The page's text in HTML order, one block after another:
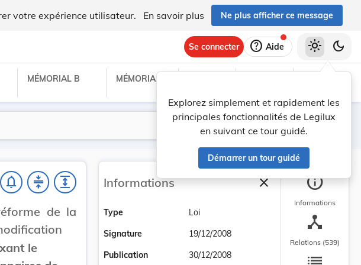
votre expérience utilisateur. En savoir plus Ne plus afficher ce message
Se connecter help Aide
Explorez simplement et rapidement les
principales fonctionnalités de Legilux
en suivant ce tour guidé.
Démarrer un tour guidé
light_mode dark_mode
MÉMORIAL B MÉMORIAL C
Lancer la recherche
Filtres
notifications_none compress expand
de la
le
Informations closeFermer la barre
Type
Loi
Signature
19/12/2008
Publication
30/12/2008
info
Informations
device_hub
Relations (539)